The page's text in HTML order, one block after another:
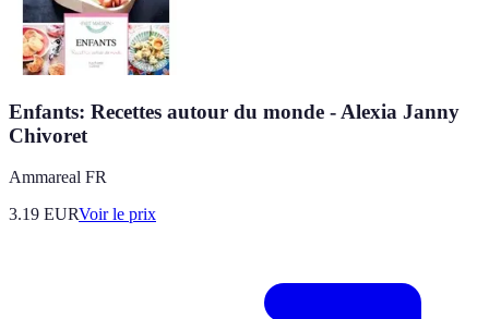
Enfants: Recettes autour du monde - Alexia Janny
Chivoret
Ammareal FR
3.19 EURVoir le prix